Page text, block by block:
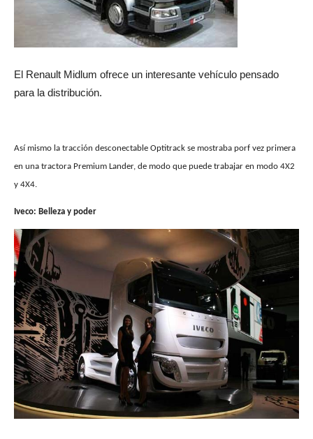
El Renault Midlum ofrece un interesante vehículo pensado
para la distribución.
Así mismo la tracción desconectable Optitrack se mostraba porf vez primera
en una tractora Premium Lander, de modo que puede trabajar en modo 4X2
y 4X4.
Iveco: Belleza y poder